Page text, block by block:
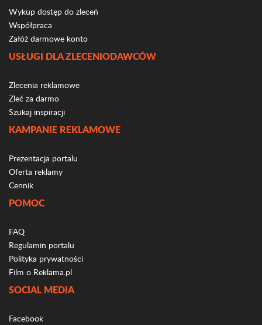
Wykup dostęp do zleceń
Współpraca
Załóż darmowe konto
USŁUGI DLA ZLECENIODAWCÓW
Zlecenia reklamowe
Zleć za darmo
Szukaj inspiracji
KAMPANIE REKLAMOWE
Prezentacja portalu
Oferta reklamy
Cennik
POMOC
FAQ
Regulamin portalu
Polityka prywatności
Film o Reklama.pl
SOCIAL MEDIA
Facebook